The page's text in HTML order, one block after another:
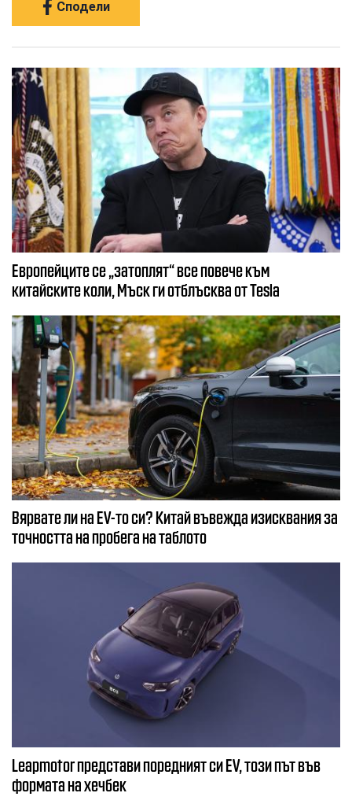
Сподели
Европейците се „затоплят“ все повече към
китайските коли, Мъск ги отблъсква от Tesla
Вярвате ли на EV-то си? Китай въвежда изисквания за
точността на пробега на таблото
Leapmotor представи поредният си EV, този път във
формата на хечбек